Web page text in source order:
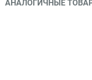
АНАЛОГИЧНЫЕ